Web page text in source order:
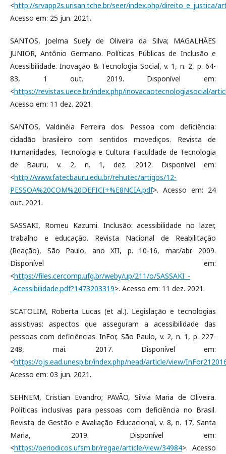
<http://srvapp2s.urisan.tche.br/seer/index.php/direito_e_justica/
Acesso em: 25 jun. 2021.
SANTOS, Joelma Suely de Oliveira da Silva; MAGALHÃES
JUNIOR, Antônio Germano. Políticas Públicas de Inclusão e
Acessibilidade. Inovação & Tecnologia Social, v. 1, n. 2, p. 64-
83, 1 out. 2019. Disponível em:
<https://revistas.uece.br/index.php/inovacaotecnologiasocial/
Acesso em: 11 dez. 2021.
SANTOS, Valdinéia Ferreira dos. Pessoa com deficiência:
cidadão brasileiro com sentidos movediços. Revista de
Humanidades, Tecnologia e Cultura: Faculdade de Tecnologia
de Bauru, v. 2, n. 1, dez. 2012. Disponível em:
<http://www.fatecbauru.edu.br/rehutec/artigos/12-
PESSOA%20COM%20DEFICI+%E8NCIA.pdf>. Acesso em: 24
out. 2021.
SASSAKI, Romeu Kazumi. Inclusão: acessibilidade no lazer,
trabalho e educação. Revista Nacional de Reabilitação
(Reação), São Paulo, ano XII, p. 10-16, mar./abr. 2009.
Disponível em:
<https://files.cercomp.ufg.br/weby/up/211/o/SASSAKI_-
_Acessibilidade.pdf?1473203319>. Acesso em: 11 dez. 2021.
SCATOLIM, Roberta Lucas (et al.). Legislação e tecnologias
assistivas: aspectos que asseguram a acessibilidade das
pessoas com deficiências. InFor, São Paulo, v. 2, n. 1, p. 227-
248, mai. 2017. Disponível em:
<https://ojs.ead.unesp.br/index.php/nead/article/view/
Acesso em: 03 jun. 2021.
SEHNEM, Cristian Evandro; PAVÃO, Silvia Maria de Oliveira.
Políticas inclusivas para pessoas com deficiência no Brasil.
Revista de Gestão e Avaliação Educacional, v. 8, n. 17, Santa
Maria, 2019. Disponível em:
<https://periodicos.ufsm.br/regae/article/view/34984>. Acesso